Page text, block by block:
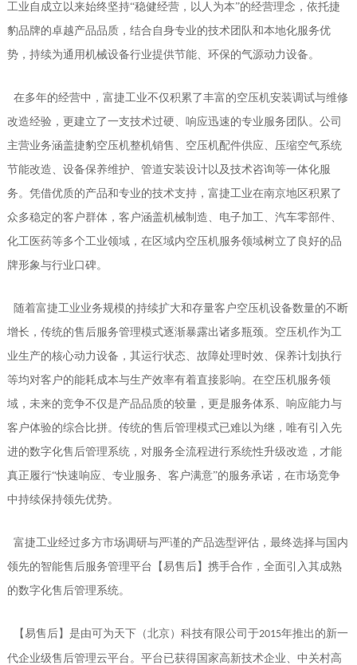
工业自成立以来始终坚持“稳健经营，以人为本”的经营理念，依托捷
豹品牌的卓越产品品质，结合自身专业的技术团队和本地化服务优
势，持续为通用机械设备行业提供节能、环保的气源动力设备。
在多年的经营中，富捷工业不仅积累了丰富的空压机安装调试与维修
改造经验，更建立了一支技术过硬、响应迅速的专业服务团队。公司
主营业务涵盖捷豹空压机整机销售、空压机配件供应、压缩空气系统
节能改造、设备保养维护、管道安装设计以及技术咨询等一体化服
务。凭借优质的产品和专业的技术支持，富捷工业在南京地区积累了
众多稳定的客户群体，客户涵盖机械制造、电子加工、汽车零部件、
化工医药等多个工业领域，在区域内空压机服务领域树立了良好的品
牌形象与行业口碑。
随着富捷工业业务规模的持续扩大和存量客户空压机设备数量的不断
增长，传统的售后服务管理模式逐渐暴露出诸多瓶颈。空压机作为工
业生产的核心动力设备，其运行状态、故障处理时效、保养计划执行
等均对客户的能耗成本与生产效率有着直接影响。在空压机服务领
域，未来的竞争不仅是产品品质的较量，更是服务体系、响应能力与
客户体验的综合比拼。传统的售后管理模式已难以为继，唯有引入先
进的数字化售后管理系统，对服务全流程进行系统性升级改造，才能
真正履行“快速响应、专业服务、客户满意”的服务承诺，在市场竞争
中持续保持领先优势。
富捷工业经过多方市场调研与严谨的产品选型评估，最终选择与国内
领先的智能售后服务管理平台 【易售后】 携手合作，全面引入其成熟
的数字化售后管理系统。
【易售后】 是由可为天下（北京）科技有限公司于2015年推出的新一
代企业级售后管理云平台。平台已获得国家高新技术企业、中关村高